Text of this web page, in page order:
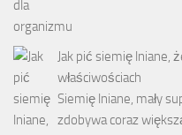
Jak pić siemię lniane,
właściwościach
Siemię lniane, mały
zdobywa coraz